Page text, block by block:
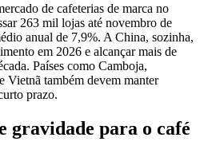
de cafeterias de marca no
263 mil lojas até novembro de
anual de 7,9%. A China, sozinha,
em 2026 e alcançar mais de
Países como Camboja,
Vietnã também devem manter
prazo.
gravidade para o café